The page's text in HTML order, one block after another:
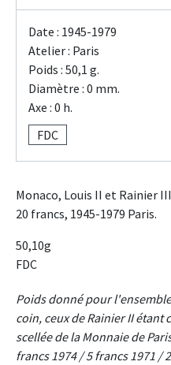
Date : 1945-1979
Atelier : Paris
Poids : 50,1 g.
Diamètre : 0 mm.
Axe : 0 h.
FDC
Monaco, Louis II et Rainier
20 francs, 1945-1979 Paris.
50,10g
FDC
Poids donné pour
coin, ceux de Rainier II étant
scellée de la Monnaie de
francs 1974 / 5 francs 1971 /